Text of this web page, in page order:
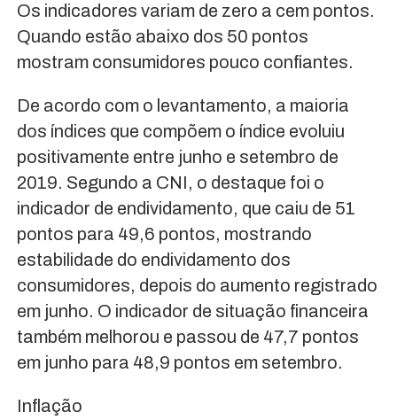
Os indicadores variam de zero a cem pontos.
Quando estão abaixo dos 50 pontos
mostram consumidores pouco confiantes.
De acordo com o levantamento, a maioria
dos índices que compõem o índice evoluiu
positivamente entre junho e setembro de
2019. Segundo a CNI, o destaque foi o
indicador de endividamento, que caiu de 51
pontos para 49,6 pontos, mostrando
estabilidade do endividamento dos
consumidores, depois do aumento registrado
em junho. O indicador de situação financeira
também melhorou e passou de 47,7 pontos
em junho para 48,9 pontos em setembro.
Inflação